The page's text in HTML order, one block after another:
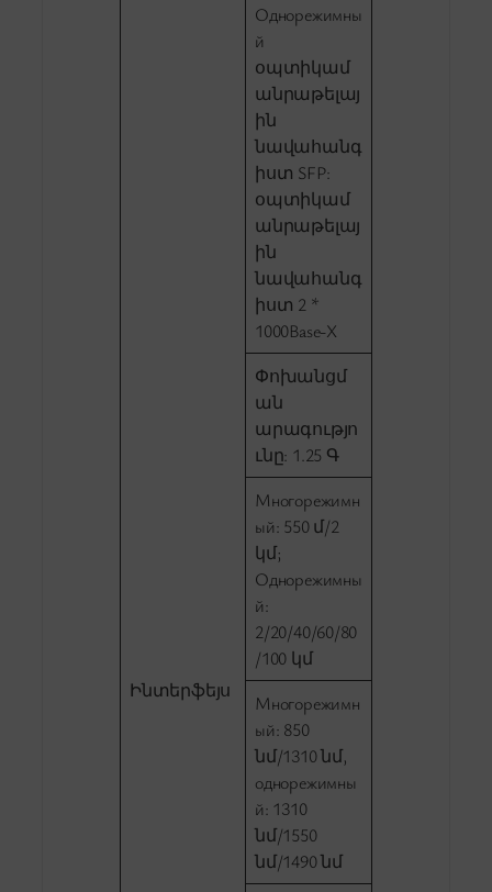
Ինտերֆեյս
Однорежимны
й
օպտիկամ
անրաթելայ
ին
նավահանգ
իստ SFP:
օպտիկամ
անրաթելայ
ին
նավահանգ
իստ 2 *
1000Base-X
Փոխանցմ
ան
արագությո
ւնը: 1.25 Գ
Многорежимн
ый: 550 մ/2
կմ;
Однорежимны
й:
2/20/40/60/80
/100 կմ
Многорежимн
ый: 850
նմ/1310 նմ,
однорежимны
й: 1310
նմ/1550
նմ/1490 նմ